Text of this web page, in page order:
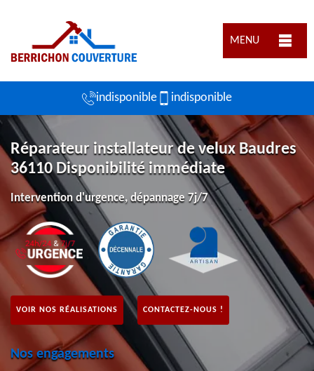
MENU
indisponible indisponible
Réparateur installateur de velux Baudres
36110 Disponibilité immédiate
Intervention d'urgence, dépannage 7j/7
VOIR NOS RÉALISATIONS CONTACTEZ-NOUS !
Nos engagements